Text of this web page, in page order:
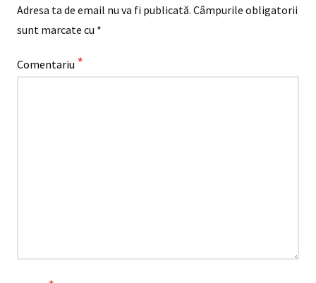
Adresa ta de email nu va fi publicată. Câmpurile obligatorii
sunt marcate cu *
Comentariu *